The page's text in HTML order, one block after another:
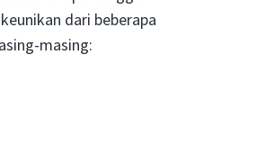
dari beberapa
masing: